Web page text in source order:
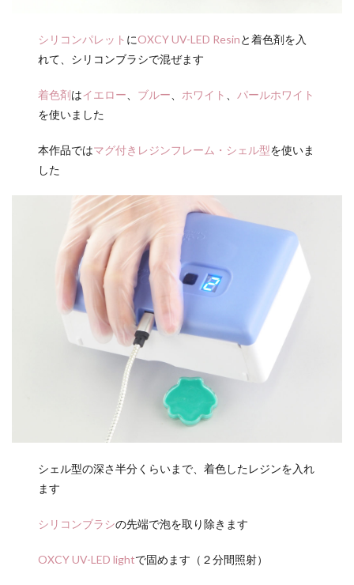
シリコンパレット にOXCY UV-LED Resinと着色剤を入
れて、シリコンブラシで混ぜます
着色剤はイエロー ブルー ホワイト
パールホワイト
を使いました
本作品ではマグ付きレジンフレーム・シェル型を使いま
した
シェル型の深さ半分くらいまで、着色したレジンを入れ
ます
シリコンブラシの先端で泡を取り除きます
OXCY UV-LED lightで固めます（２分間照射）